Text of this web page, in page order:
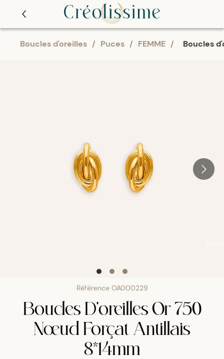
Boucles d'oreilles / Puces / FEMME / Boucles
Référence OA000229
Boucles D'oreilles Or 750
Nœud Forçat Antillais
8*14mm